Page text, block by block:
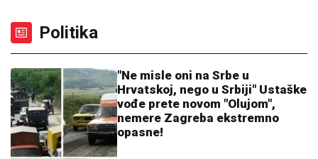
ZBOG INTIMNIH ODNOSA, PA GA
ZVERSKI MUČILA DO SMRTI!
Otkrivamo detalje ubistva na
najgorim mukama dok su ga
osumnjičeni pljačkali
SKANDAL POSLE "ELITE"
Anastasijin otac zvao Borinu
porodicu, pa napravio DAR-MAR!
Tenzije eskalirale u porodični rat, pa
usledio OBRT